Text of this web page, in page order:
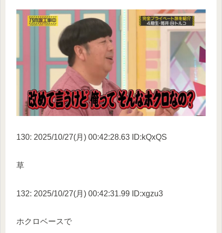
130: 2025/10/27(月) 00:42:28.63 ID:kQxQS
草
132: 2025/10/27(月) 00:42:31.99 ID:xgzu3
ホクロベースで